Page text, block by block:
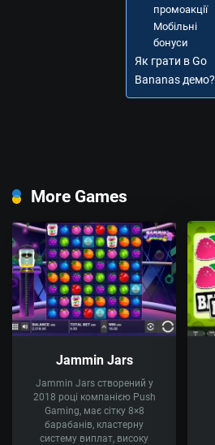
промоакції
Мобільні
бонуси
Як грати в Go
Bananas демо?
More Games
Jammin Jars
Jammin Jars створений у
2018 році компанією Push
Gaming, має сітку 8×8
барабанів, кластерну
систему виплат, високу